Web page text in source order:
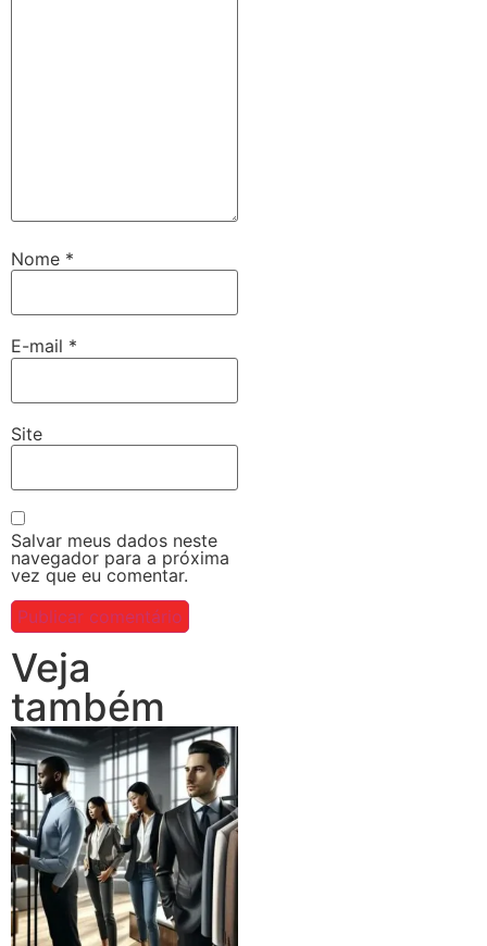
Nome *
E-mail *
Site
Salvar meus dados neste
navegador para a próxima
vez que eu comentar.
Veja
também